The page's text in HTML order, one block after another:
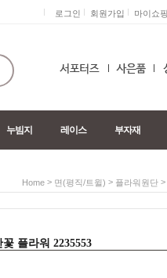
로그인 회원가입 마이쇼핑
누빔지 레이스 부자재
Home > 면(평직/트윌) > 플라워원단 >
플라워 2235553